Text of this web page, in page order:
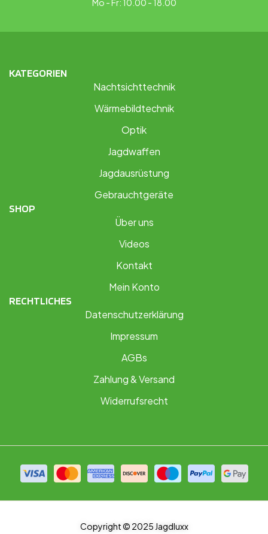
Mo - Fr: 10.00 - 18.00
KATEGORIEN
Nachtsichttechnik
Wärmebildtechnik
Optik
Jagdwaffen
Jagdausrüstung
Gebrauchtgeräte
SHOP
Über uns
Videos
Kontakt
Mein Konto
RECHTLICHES
Datenschutzerklärung
Impressum
AGBs
Zahlung & Versand
Widerrufsrecht
Copyright © 2025 Jagdluxx